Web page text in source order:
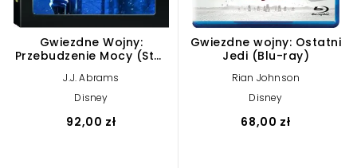
Gwiezdne Wojny:
Przebudzenie Mocy (Star
kolekcjonerska (3 Blu-
ray 3D)
J.J. Abrams
Disney
92,00 zł
Gwiezdne wojny: Ostatni
Jedi (Blu-ray)
Rian Johnson
Disney
68,00 zł